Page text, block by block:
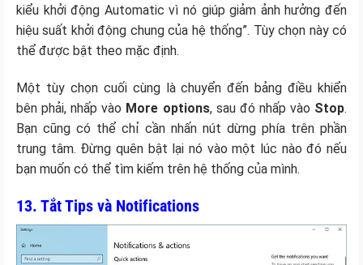
kiểu khởi động Automatic vì nó giúp giảm ảnh hưởng đến
hiệu suất khởi động chung của hệ thống”. Tùy chọn này có
thể được bật theo mặc định.
Một tùy chọn cuối cùng là chuyển đến bảng điều khiển
bên phải, nhấp vào More options, sau đó nhấp vào Stop.
Bạn cũng có thể chỉ cần nhấn nút dừng phía trên phần
trung tâm. Đừng quên bật lại nó vào một lúc nào đó nếu
bạn muốn có thể tìm kiếm trên hệ thống của mình.
13. Tắt Tips và Notifications